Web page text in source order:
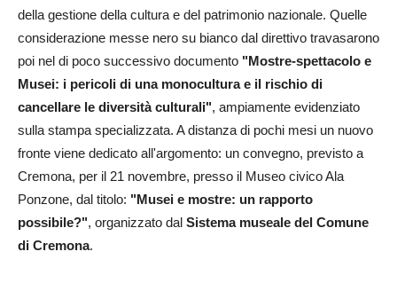
della gestione della cultura e del patrimonio nazionale. Quelle
considerazione messe nero su bianco dal direttivo travasarono
poi nel di poco successivo documento "Mostre-spettacolo e
Musei: i pericoli di una monocultura e il rischio di
cancellare le diversità culturali", ampiamente evidenziato
sulla stampa specializzata. A distanza di pochi mesi un nuovo
fronte viene dedicato all'argomento: un convegno, previsto a
Cremona, per il 21 novembre, presso il Museo civico Ala
Ponzone, dal titolo: "Musei e mostre: un rapporto
possibile?", organizzato dal Sistema museale del Comune
di Cremona.